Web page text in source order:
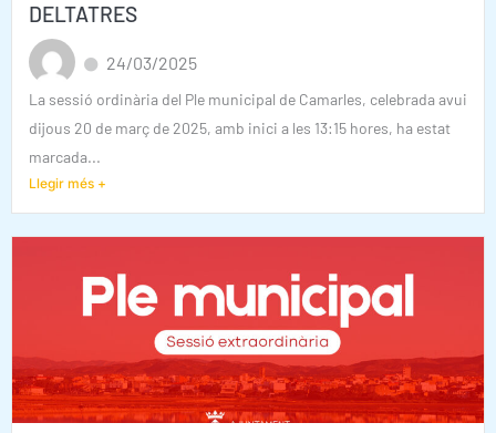
DELTATRES
24/03/2025
La sessió ordinària del Ple municipal de Camarles, celebrada avui
dijous 20 de març de 2025, amb inici a les 13:15 hores, ha estat
marcada...
Llegir més +